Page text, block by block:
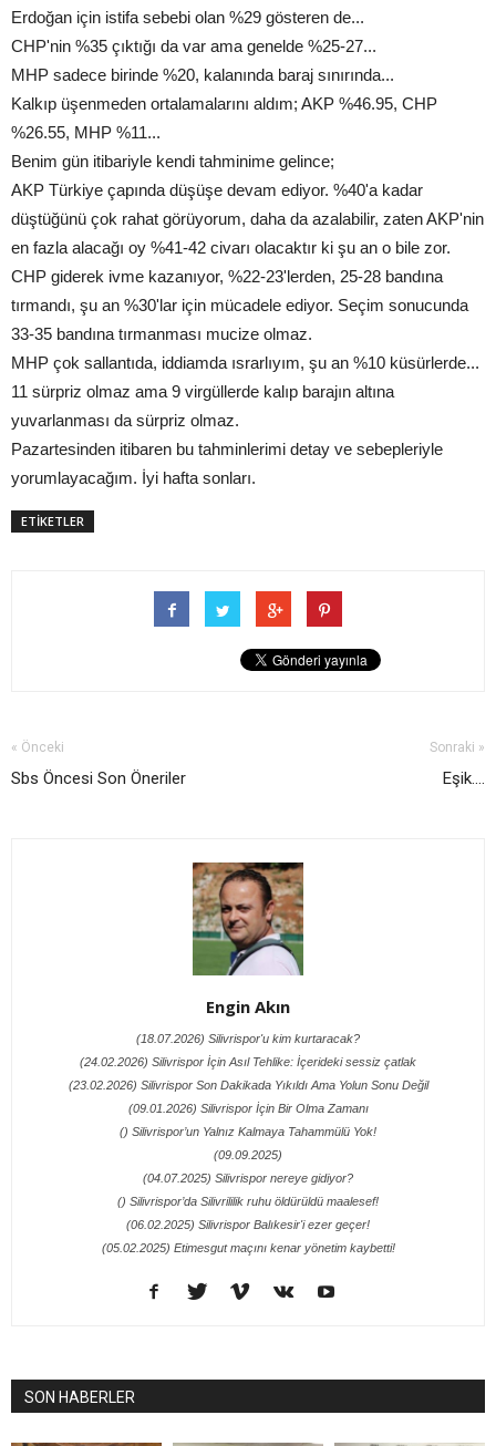
Erdoğan için istifa sebebi olan %29 gösteren de...
CHP'nin %35 çıktığı da var ama genelde %25-27...
MHP sadece birinde %20, kalanında baraj sınırında...
Kalkıp üşenmeden ortalamalarını aldım; AKP %46.95, CHP
%26.55, MHP %11...
Benim gün itibariyle kendi tahminime gelince;
AKP Türkiye çapında düşüşe devam ediyor. %40'a kadar
düştüğünü çok rahat görüyorum, daha da azalabilir, zaten AKP'nin
en fazla alacağı oy %41-42 civarı olacaktır ki şu an o bile zor.
CHP giderek ivme kazanıyor, %22-23'lerden, 25-28 bandına
tırmandı, şu an %30'lar için mücadele ediyor. Seçim sonucunda
33-35 bandına tırmanması mucize olmaz.
MHP çok sallantıda, iddiamda ısrarlıyım, şu an %10 küsürlerde...
11 sürpriz olmaz ama 9 virgüllerde kalıp barajın altına
yuvarlanması da sürpriz olmaz.
Pazartesinden itibaren bu tahminlerimi detay ve sebepleriyle
yorumlayacağım. İyi hafta sonları.
ETİKETLER
« Önceki
Sbs Öncesi Son Öneriler
Sonraki »
Eşik....
Engin Akın
(18.07.2026) Silivrispor'u kim kurtaracak?
(24.02.2026) Silivrispor İçin Asıl Tehlike: İçerideki sessiz çatlak
(23.02.2026) Silivrispor Son Dakikada Yıkıldı Ama Yolun Sonu Değil
(09.01.2026) Silivrispor İçin Bir Olma Zamanı
() Silivrispor’un Yalnız Kalmaya Tahammülü Yok!
(09.09.2025)
(04.07.2025) Silivrispor nereye gidiyor?
() Silivrispor’da Silivrililik ruhu öldürüldü maalesef!
(06.02.2025) Silivrispor Balıkesir'i ezer geçer!
(05.02.2025) Etimesgut maçını kenar yönetim kaybetti!
SON HABERLER